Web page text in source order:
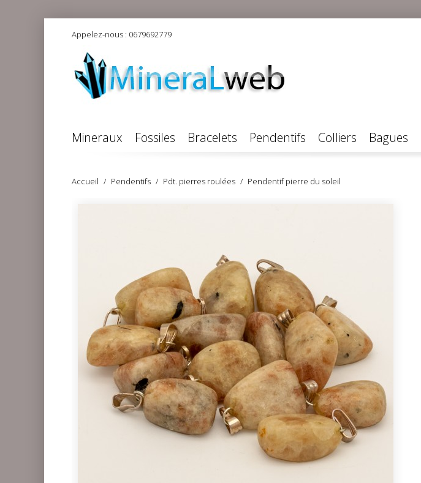
Appelez-nous : 0679692779
Mineraux Fossiles Bracelets Pendentifs Colliers Bagues
Accueil Pendentifs Pdt. pierres roulées Pendentif pierre du soleil